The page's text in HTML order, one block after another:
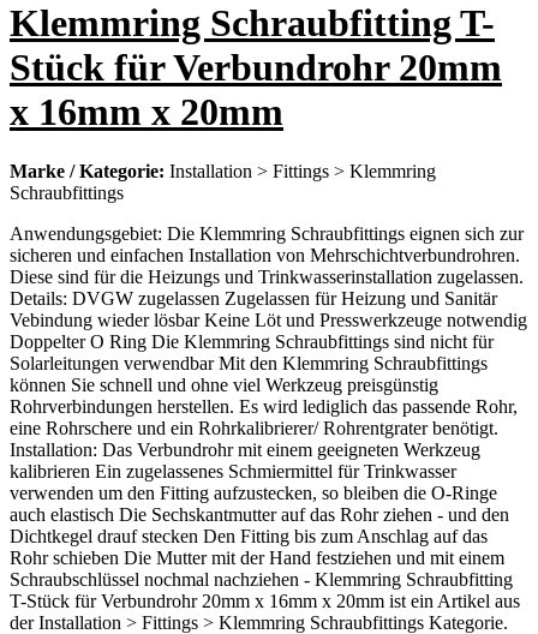
Klemmring Schraubfitting T-
Stück für Verbundrohr 20mm
x 16mm x 20mm
Marke / Kategorie: Installation > Fittings > Klemmring
Schraubfittings
Anwendungsgebiet: Die Klemmring Schraubfittings eignen sich zur
sicheren und einfachen Installation von Mehrschichtverbundrohren.
Diese sind für die Heizungs und Trinkwasserinstallation zugelassen.
Details: DVGW zugelassen Zugelassen für Heizung und Sanitär
Vebindung wieder lösbar Keine Löt und Presswerkzeuge notwendig
Doppelter O Ring Die Klemmring Schraubfittings sind nicht für
Solarleitungen verwendbar Mit den Klemmring Schraubfittings
können Sie schnell und ohne viel Werkzeug preisgünstig
Rohrverbindungen herstellen. Es wird lediglich das passende Rohr,
eine Rohrschere und ein Rohrkalibrierer/ Rohrentgrater benötigt.
Installation: Das Verbundrohr mit einem geeigneten Werkzeug
kalibrieren Ein zugelassenes Schmiermittel für Trinkwasser
verwenden um den Fitting aufzustecken, so bleiben die O-Ringe
auch elastisch Die Sechskantmutter auf das Rohr ziehen - und den
Dichtkegel drauf stecken Den Fitting bis zum Anschlag auf das
Rohr schieben Die Mutter mit der Hand festziehen und mit einem
Schraubschlüssel nochmal nachziehen - Klemmring Schraubfitting
T-Stück für Verbundrohr 20mm x 16mm x 20mm ist ein Artikel aus
der Installation > Fittings > Klemmring Schraubfittings Kategorie.